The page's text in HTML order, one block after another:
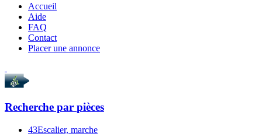
Accueil
Aide
FAQ
Contact
Placer une annonce
Recherche par pièces
43Escalier, marche